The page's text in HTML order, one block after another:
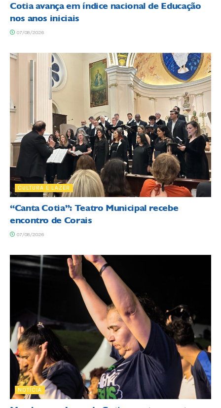
Cotia avança em índice nacional de Educação
nos anos iniciais
07/08/2026
CULTURA E LAZER
“Canta Cotia”: Teatro Municipal recebe
encontro de Corais
07/08/2026
NOTÍCIA